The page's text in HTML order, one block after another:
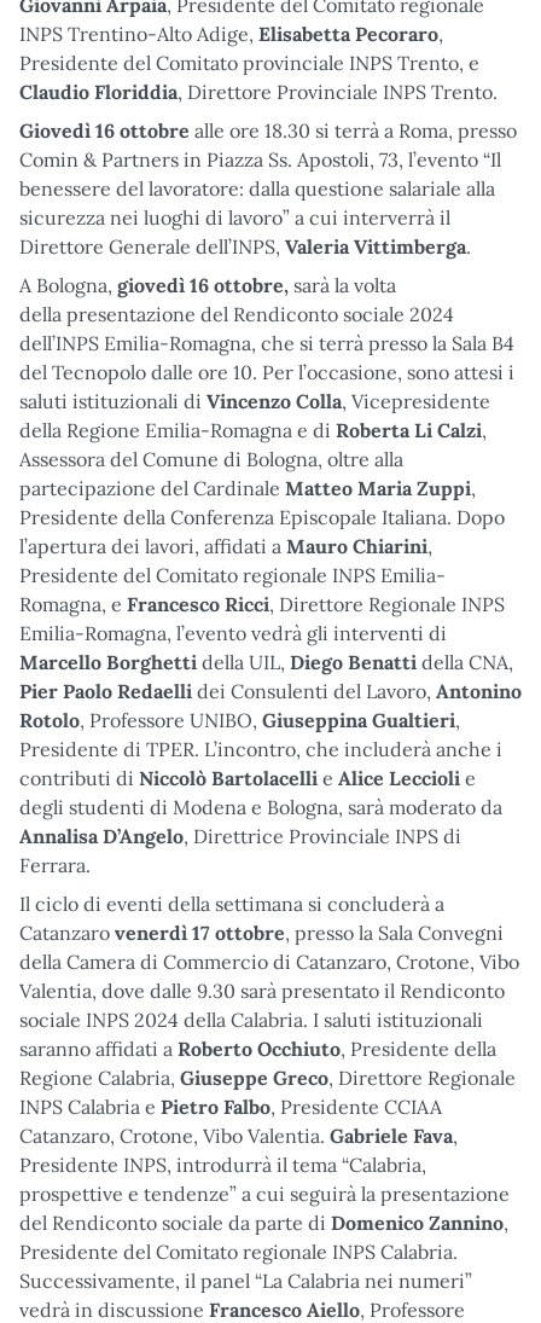
INPS Trentino-Alto Adige, Elisabetta Pecoraro,
Presidente del Comitato provinciale INPS Trento, e
Claudio Floriddia, Direttore Provinciale INPS Trento.
Giovedì 16 ottobre alle ore 18.30 si terrà a Roma, presso
Comin & Partners in Piazza Ss. Apostoli, 73, l’evento “Il
benessere del lavoratore: dalla questione salariale alla
sicurezza nei luoghi di lavoro” a cui interverrà il
Direttore Generale dell’INPS, Valeria Vittimberga.
A Bologna, giovedì 16 ottobre, sarà la volta
della presentazione del Rendiconto sociale 2024
dell’INPS Emilia-Romagna, che si terrà presso la Sala B4
del Tecnopolo dalle ore 10. Per l’occasione, sono attesi i
saluti istituzionali di Vincenzo Colla, Vicepresidente
della Regione Emilia-Romagna e di Roberta Li Calzi,
Assessora del Comune di Bologna, oltre alla
partecipazione del Cardinale Matteo Maria Zuppi,
Presidente della Conferenza Episcopale Italiana. Dopo
l’apertura dei lavori, affidati a Mauro Chiarini,
Presidente del Comitato regionale INPS Emilia-
Romagna, e Francesco Ricci, Direttore Regionale INPS
Emilia-Romagna, l’evento vedrà gli interventi di
Marcello Borghetti della UIL, Diego Benatti della CNA,
Pier Paolo Redaelli dei Consulenti del Lavoro, Antonino
Rotolo, Professore UNIBO, Giuseppina Gualtieri,
Presidente di TPER. L’incontro, che includerà anche i
contributi di Niccolò Bartolacelli e Alice Leccioli e
degli studenti di Modena e Bologna, sarà moderato da
Annalisa D’Angelo, Direttrice Provinciale INPS di
Ferrara.
Il ciclo di eventi della settimana si concluderà a
Catanzaro venerdì 17 ottobre, presso la Sala Convegni
della Camera di Commercio di Catanzaro, Crotone, Vibo
Valentia, dove dalle 9.30 sarà presentato il Rendiconto
sociale INPS 2024 della Calabria. I saluti istituzionali
saranno affidati a Roberto Occhiuto, Presidente della
Regione Calabria, Giuseppe Greco, Direttore Regionale
INPS Calabria e Pietro Falbo, Presidente CCIAA
Catanzaro, Crotone, Vibo Valentia. Gabriele Fava,
Presidente INPS, introdurrà il tema “Calabria,
prospettive e tendenze” a cui seguirà la presentazione
del Rendiconto sociale da parte di Domenico Zannino,
Presidente del Comitato regionale INPS Calabria.
Successivamente, il panel “La Calabria nei numeri”
vedrà in discussione Francesco Aiello, Professore